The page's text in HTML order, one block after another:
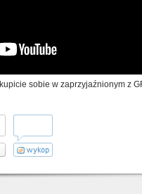
kupicie sobie w zaprzyjaźnionym z